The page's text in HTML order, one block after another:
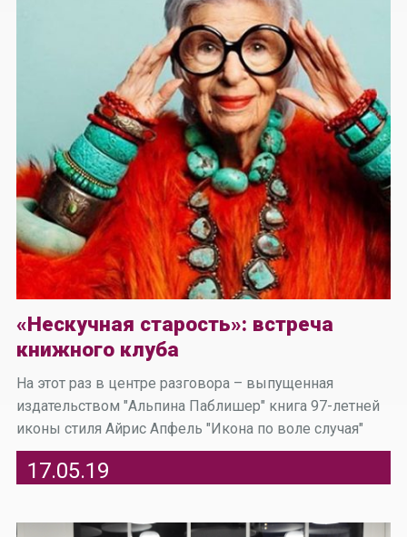
«Нескучная старость»: встреча
книжного клуба
На этот раз в центре разговора – выпущенная
издательством "Альпина Паблишер" книга 97-летней
иконы стиля Айрис Апфель "Икона по воле случая"
17.05.19